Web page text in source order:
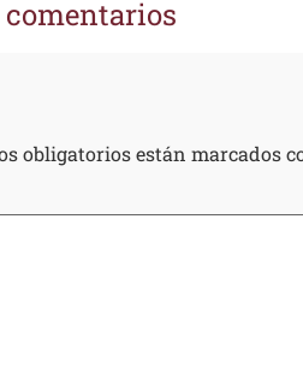
comentarios
obligatorios están marcados